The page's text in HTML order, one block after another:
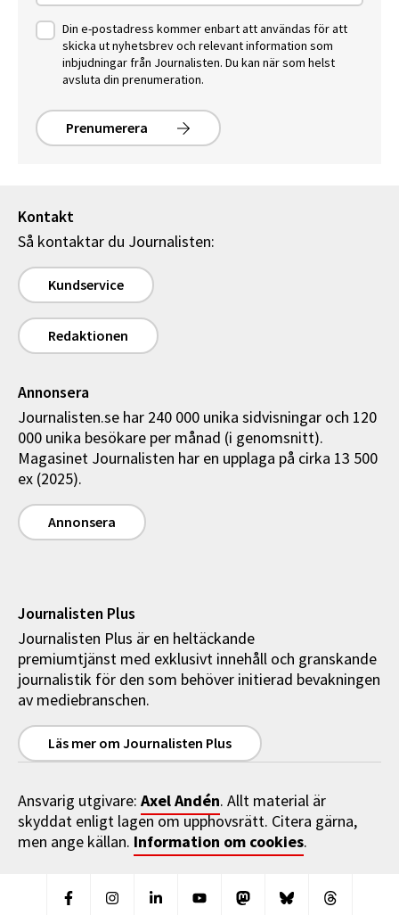
Din e-postadress kommer enbart att användas för att
skicka ut nyhetsbrev och relevant information som
inbjudningar från Journalisten. Du kan när som helst
avsluta din prenumeration.
Prenumerera
Kontakt
Så kontaktar du Journalisten:
Kundservice
Redaktionen
Annonsera
Journalisten.se har 240 000 unika sidvisningar och 120
000 unika besökare per månad (i genomsnitt).
Magasinet Journalisten har en upplaga på cirka 13 500
ex (2025).
Annonsera
Journalisten Plus
Journalisten Plus är en heltäckande
premiumtjänst med exklusivt innehåll och granskande
journalistik för den som behöver initierad bevakningen
av mediebranschen.
Läs mer om Journalisten Plus
Ansvarig utgivare: Axel Andén. Allt material är
skyddat enligt lagen om upphovsrätt. Citera gärna,
men ange källan. Information om cookies.
Facebook InstagramLinkedinYoutubeMastodonBluesky